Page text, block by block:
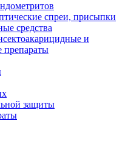
спреи, присыпки
средства
и
препараты
защиты